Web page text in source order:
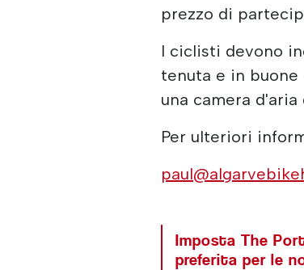
prezzo di
I ciclisti devono
tenuta e in
una camera
Per ulteriori
Imposta The
preferita per le